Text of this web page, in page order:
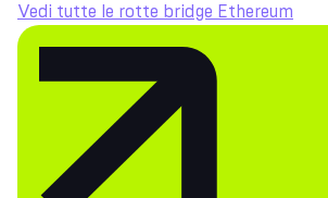
Vedi tutte le rotte bridge Ethereum